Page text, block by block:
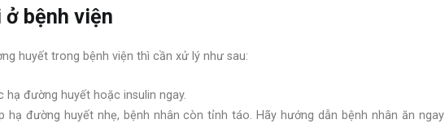
bệnh viện
huyết trong bệnh viện thì cần xử lý như sau:
hạ đường huyết hoặc insulin ngay.
hạ đường huyết nhẹ, bệnh nhân còn tỉnh táo. Hãy hướng dẫn bệnh nhân ăn ngay